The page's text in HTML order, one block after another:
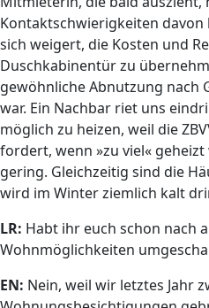
Kontaktschwierigkeiten davon
sich weigert, die Kosten und
Duschkabinentür zu
gewöhnliche Abnutzung nach
war. Ein Nachbar riet uns
möglich zu heizen, weil die
fordert, wenn »zu viel«
gering. Gleichzeitig sind die
wird im Winter ziemlich kalt
LR: Habt ihr euch schon nach
Wohnmöglichkeiten
EN: Nein, weil wir letztes Jahr